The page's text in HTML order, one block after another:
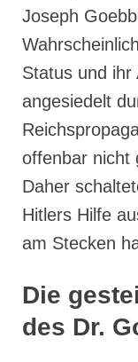
Joseph
Status und ihr
angesiedelt
offenbar nicht
Daher
Hitlers Hilfe
am Stecken
Die
des Dr.